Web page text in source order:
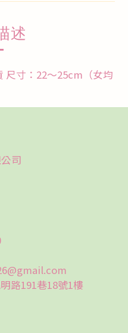
述
尺寸：22～25cm（女均
司
路191巷18號1樓